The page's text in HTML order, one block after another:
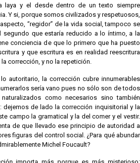
laya y el desde dentro de un texto siempre
Y si, porque somos civilizados y respetuosos,
“regidor” de la vida social, tampoco se
segundo que estaría reducido a lo íntimo, a la
conciencia de que lo primero que ha puesto
y que escritura es en realidad reescritura
corrección, y no la repetición.
autoritario, la corrección cubre innumerables
sería vano pues no sólo son de todos
como necesarios sino también
dejemos de lado la corrección inquisitorial y la
campo la gramatical y la del comer y el vestir.
de que llevado ese principio de autoridad a
figuras del control social. ¿Para qué abundar
Michel Foucault?